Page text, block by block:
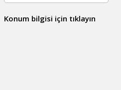
Konum bilgisi için tıklayın